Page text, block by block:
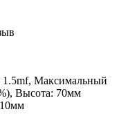
1.5mf, Максимальный
Высота: 70мм